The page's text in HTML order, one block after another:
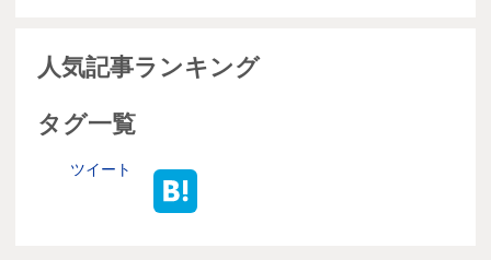
人気記事ランキング
タグ一覧
ツイート